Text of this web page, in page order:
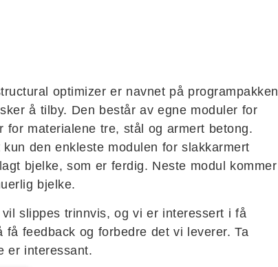
optimizer er navnet på programpakken
å tilby. Den består av egne moduler for
for materialene tre, stål og armert betong.
den enkleste modulen for slakkarmert
bjelke, som er ferdig. Neste modul kommer
bjelke.
slippes trinnvis, og vi er interessert i få
få feedback og forbedre det vi leverer. Ta
er interessant.